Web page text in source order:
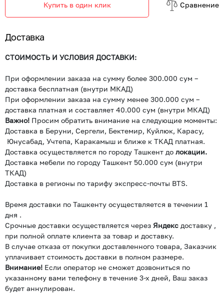
Купить в один клик Cравнение
Доставка
СТОИМОСТЬ И УСЛОВИЯ ДОСТАВКИ:
При оформлении заказа на сумму более 300.000 сум –
доставка бесплатная (внутри МКАД)
При оформлении заказа на сумму менее 300.000 сум –
доставка платная и составляет 40.000 сум (внутри МКАД)
Важно! Просим обратить внимание на следующие моменты:
Доставка в Беруни, Сергели, Бектемир, Куйлюк, Карасу,
Юнусабад, Учтепа, Каракамыш и ближе к ТКАД платная.
Доставка осуществляется по городу Ташкент до локации.
Доставка мебели по городу Ташкент 50.000 сум (внутри
ТКАД)
Доставка в регионы по тарифу экспресс-почты BTS.
Время доставки по Ташкенту осуществляется в течении 1
дня .
Срочные доставки осуществляется через Яндекс доставку ,
при полной оплате клиента за товар и доставку.
В случае отказа от покупки доставленного товара, Заказчик
уплачивает стоимость доставки в полном размере.
Внимание! Если оператор не сможет дозвониться по
указанному вами телефону в течение 3-х дней, Ваш заказ
будет аннулирован.